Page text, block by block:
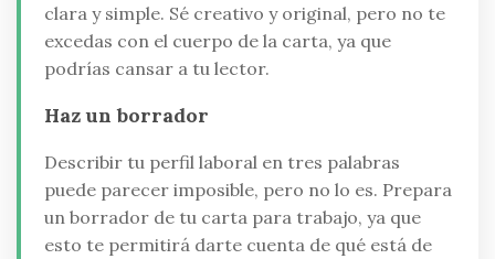
clara y simple. Sé creativo y original, pero no te
excedas con el cuerpo de la carta, ya que
podrías cansar a tu lector.
Haz un borrador
Describir tu perfil laboral en tres palabras
puede parecer imposible, pero no lo es. Prepara
un borrador de tu carta para trabajo, ya que
esto te permitirá darte cuenta de qué está de